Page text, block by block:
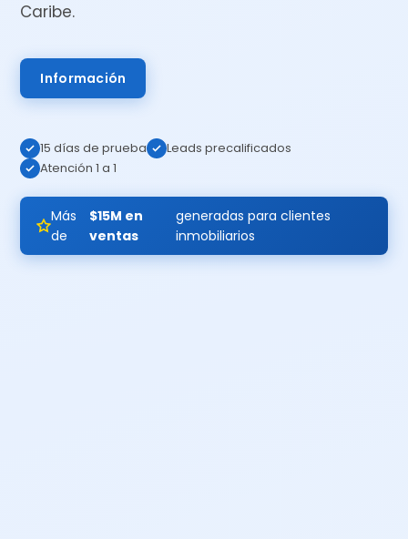
Caribe.
Información
15 días de prueba
Leads precalificados
Atención 1 a 1
Más
de
$15M en
ventas
generadas para clientes
inmobiliarios